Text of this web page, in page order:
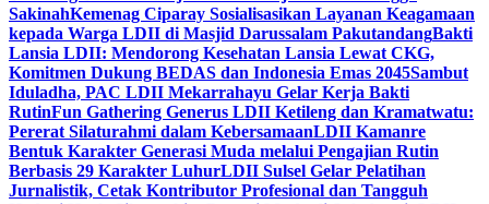
SakinahKemenag Ciparay Sosialisasikan Layanan Keagamaan
kepada Warga LDII di Masjid Darussalam PakutandangBakti
Lansia LDII: Mendorong Kesehatan Lansia Lewat CKG,
Komitmen Dukung BEDAS dan Indonesia Emas 2045Sambut
Iduladha, PAC LDII Mekarrahayu Gelar Kerja Bakti
RutinFun Gathering Generus LDII Ketileng dan Kramatwatu:
Pererat Silaturahmi dalam KebersamaanLDII Kamanre
Bentuk Karakter Generasi Muda melalui Pengajian Rutin
Berbasis 29 Karakter LuhurLDII Sulsel Gelar Pelatihan
Jurnalistik, Cetak Kontributor Profesional dan Tangguh